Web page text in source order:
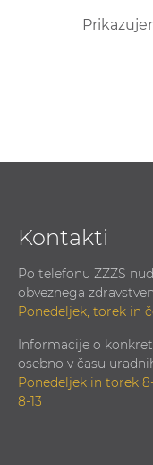
Kontakti
Po telefonu ZZZS
obveznega
Ponedeljek, torek in
Informacije o
osebno v času
Ponedeljek in torek 8-
8-13